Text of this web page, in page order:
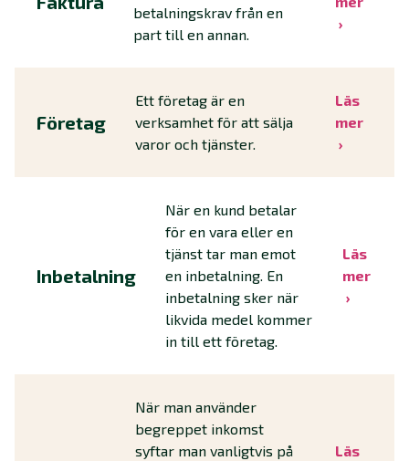
betalningskrav från en
part till en annan.
Företag
Ett företag är en
verksamhet för att sälja
varor och tjänster.
Läs
mer
Inbetalning
När en kund betalar
för en vara eller en
tjänst tar man emot
en inbetalning. En
inbetalning sker när
likvida medel kommer
in till ett företag.
Läs
mer
När man använder
begreppet inkomst
syftar man vanligtvis på
Läs